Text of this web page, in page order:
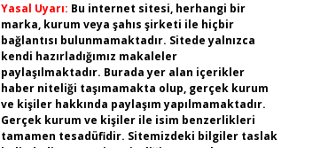
Yasal Uyarı: Bu internet sitesi, herhangi bir
marka, kurum veya şahıs şirketi ile hiçbir
bağlantısı bulunmamaktadır. Sitede yalnızca
kendi hazırladığımız makaleler
paylaşılmaktadır. Burada yer alan içerikler
haber niteliği taşımamakta olup, gerçek kurum
ve kişiler hakkında paylaşım yapılmamaktadır.
Gerçek kurum ve kişiler ile isim benzerlikleri
tamamen tesadüfidir. Sitemizdeki bilgiler taslak